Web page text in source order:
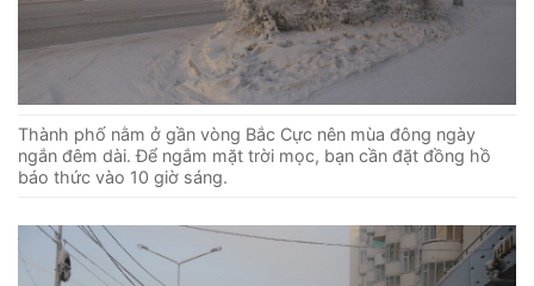
Thành phố nằm ở gần vòng Bắc Cực nên mùa đông ngày
ngắn đêm dài. Để ngắm mặt trời mọc, bạn cần đặt đồng hồ
báo thức vào 10 giờ sáng.